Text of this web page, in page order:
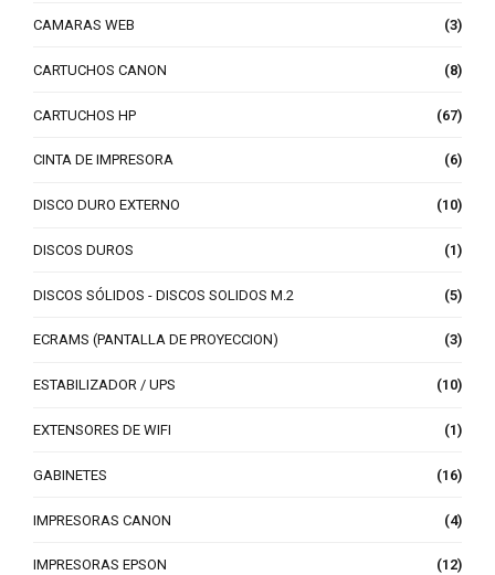
CAMARAS WEB (3)
CARTUCHOS CANON (8)
CARTUCHOS HP (67)
CINTA DE IMPRESORA (6)
DISCO DURO EXTERNO (10)
DISCOS DUROS (1)
DISCOS SÓLIDOS - DISCOS SOLIDOS M.2 (5)
ECRAMS (PANTALLA DE PROYECCION) (3)
ESTABILIZADOR / UPS (10)
EXTENSORES DE WIFI (1)
GABINETES (16)
IMPRESORAS CANON (4)
IMPRESORAS EPSON (12)